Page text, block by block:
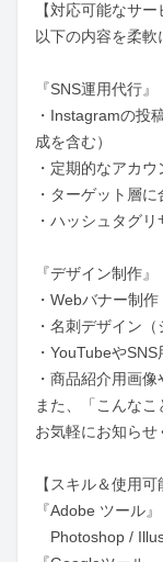
【対応可能なサー
以下の内容を柔軟
『SNS運用代行』
・Instagramの投
成を含む）
・定期的なアカ
・ターゲット層
・ハッシュタグ
『デザイン制作』
・Webバナー制
・名刺デザイン
・YouTubeや
・商品紹介用画
また、「こんな
お気軽にお知らせ
【スキル＆使用可
『Adobe ツール』
Photoshop /